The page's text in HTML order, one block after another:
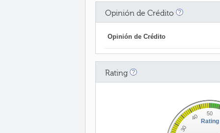
Opinión de Crédito
Opinión de Crédito
Rating
Rating
40
30
50